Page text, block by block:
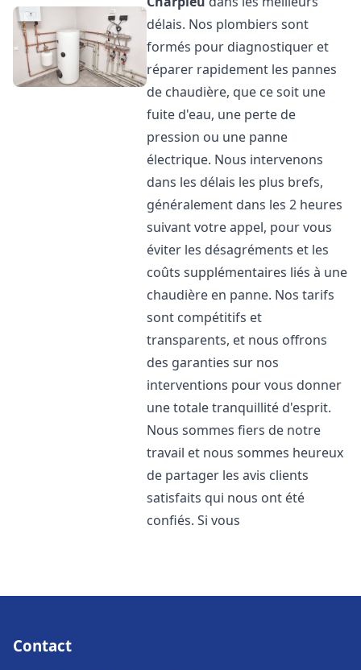
délais. Nos plombiers sont
formés pour diagnostiquer et
réparer rapidement les pannes
de chaudière, que ce soit une
fuite d'eau, une perte de
pression ou une panne
électrique. Nous intervenons
dans les délais les plus brefs,
généralement dans les 2 heures
suivant votre appel, pour vous
éviter les désagréments et les
coûts supplémentaires liés à une
chaudière en panne. Nos tarifs
sont compétitifs et
transparents, et nous offrons
des garanties sur nos
interventions pour vous donner
une totale tranquillité d'esprit.
Nous sommes fiers de notre
travail et nous sommes heureux
de partager les avis clients
satisfaits qui nous ont été
confiés. Si vous
Contact